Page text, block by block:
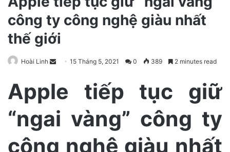
công ty công nghệ giàu nhất
thế giới
Hoài Linh
d
a
15 Tháng 5, 2021 0 389 2 minutes read
Apple tiếp tục giữ
“ngai vàng” công ty
công nghệ giàu nhất